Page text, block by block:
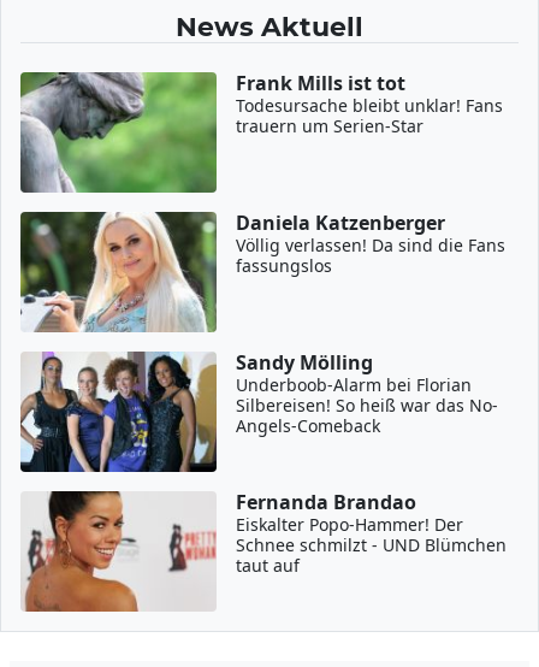
News Aktuell
Frank Mills ist tot
Todesursache bleibt unklar! Fans
trauern um Serien-Star
Daniela Katzenberger
Völlig verlassen! Da sind die Fans
fassungslos
Sandy Mölling
Underboob-Alarm bei Florian
Silbereisen! So heiß war das No-
Angels-Comeback
Fernanda Brandao
Eiskalter Popo-Hammer! Der
Schnee schmilzt - UND Blümchen
taut auf